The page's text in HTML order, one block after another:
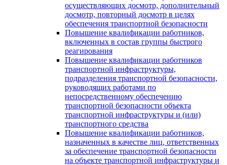
осуществляющих досмотр, дополнительный
досмотр, повторный досмотр в целях
обеспечения транспортной безопасности
Повышение квалификации работников,
включенных в состав группы быстрого
реагирования
Повышение квалификации работников
транспортной инфраструктуры,
подразделения транспортной безопасности,
руководящих работами по
непосредственному обеспечению
транспортной безопасности объекта
транспортной инфраструктуры и (или)
транспортного средства
Повышение квалификации работников,
назначенных в качестве лиц, ответственных
за обеспечение транспортной безопасности
на объекте транспортной инфраструктуры и